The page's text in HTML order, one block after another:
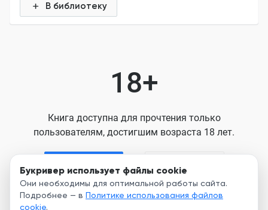
Букривер использует файлы cookie
Они необходимы для оптимальной работы сайта.
Подробнее — в Политике использования файлов
cookie.
В библиотеку
18+
Книга доступна для прочтения только
пользователям, достигшим возраста 18 лет.
Нажимая кнопку, я принимаю условия